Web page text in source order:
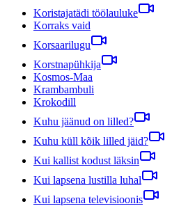
Koristajatädi töölauluke
Korraks vaid
Korsaarilugu
Korstnapühkija
Kosmos-Maa
Krambambuli
Krokodill
Kuhu jäänud on lilled?
Kuhu küll kõik lilled jäid?
Kui kallist kodust läksin
Kui lapsena lustilla luhal
Kui lapsena televisioonis